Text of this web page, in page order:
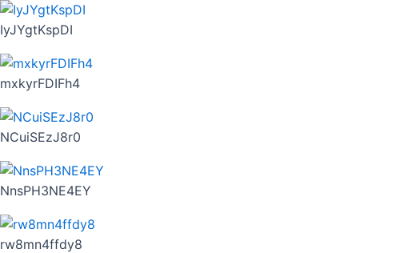
IyJYgtKspDI
mxkyrFDIFh4
NCuiSEzJ8r0
NnsPH3NE4EY
rw8mn4ffdy8